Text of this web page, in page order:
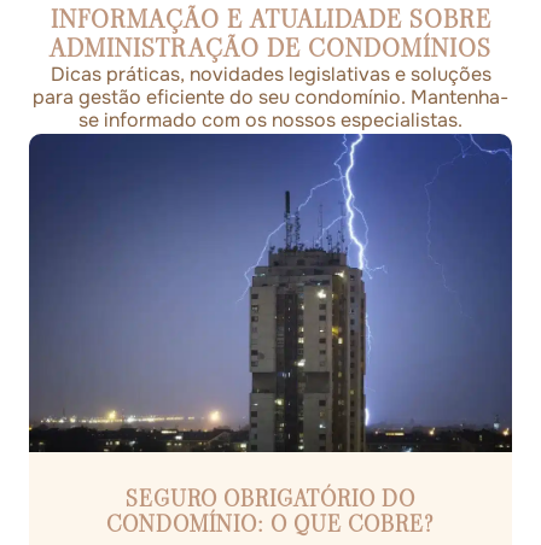
INFORMAÇÃO E ATUALIDADE SOBRE
ADMINISTRAÇÃO DE CONDOMÍNIOS
Dicas práticas, novidades legislativas e soluções
para gestão eficiente do seu condomínio. Mantenha-
se informado com os nossos especialistas.
SEGURO OBRIGATÓRIO DO
CONDOMÍNIO: O QUE COBRE?